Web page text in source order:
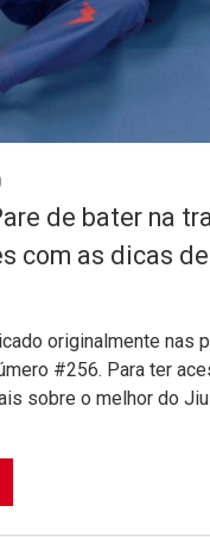
de bater na
com as dicas
originalmente nas
#256. Para ter
sobre o melhor do